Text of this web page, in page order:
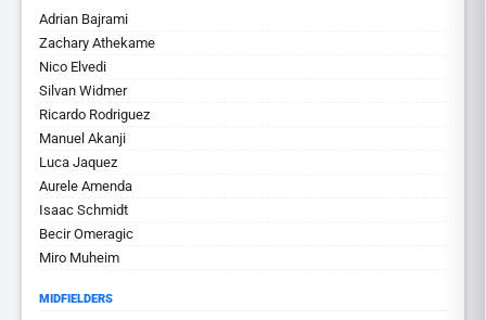
Adrian Bajrami
Zachary Athekame
Nico Elvedi
Silvan Widmer
Ricardo Rodriguez
Manuel Akanji
Luca Jaquez
Aurele Amenda
Isaac Schmidt
Becir Omeragic
Miro Muheim
MIDFIELDERS